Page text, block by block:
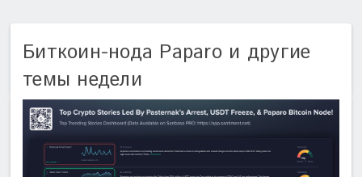
Биткоин-нода Paparo и другие
темы недели